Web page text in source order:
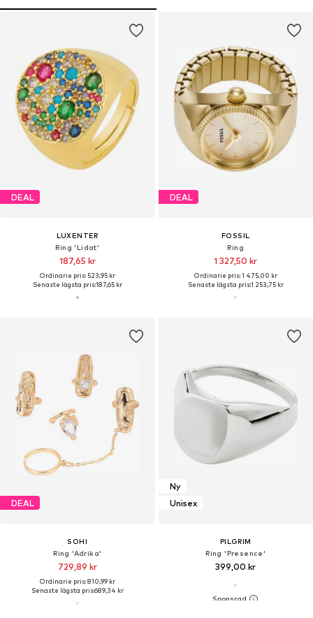
DEAL
LUXENTER
Ring 'Lidat'
187,65 kr
Ordinarie pris: 523,95 kr
Senaste lägsta pris:187,65 kr
DEAL
FOSSIL
Ring
1 327,50 kr
Ordinarie pris: 1 475,00 kr
Senaste lägsta pris:1 253,75 kr
DEAL
SOHI
Ring 'Adrika'
729,89 kr
Ordinarie pris: 810,99 kr
Senaste lägsta pris:689,34 kr
Ny
Unisex
PILGRIM
Ring 'Presence'
399,00 kr